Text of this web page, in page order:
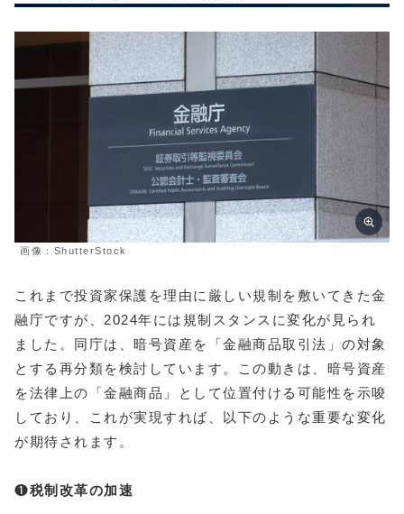
画像：ShutterStock
これまで投資家保護を理由に厳しい規制を敷いてきた金
融庁ですが、2024年には規制スタンスに変化が見られ
ました。同庁は、暗号資産を「金融商品取引法」の対象
とする再分類を検討しています。この動きは、暗号資産
を法律上の「金融商品」として位置付ける可能性を示唆
しており、これが実現すれば、以下のような重要な変化
が期待されます。
❶税制改革の加速